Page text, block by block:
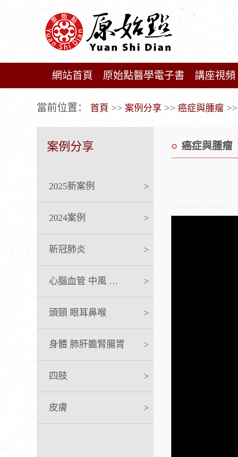
網站首頁 原始點醫學電子書 講座視頻
當前位置： 首頁 >> 案例分享 >> 癌症與腫瘤 >>
案例分享
2025新案例 >
2024案例 >
新冠肺炎 >
心腦血管 中風 急救 >
頭頸 眼耳鼻喉 >
身體 肺肝膽腎腸胃 >
四肢 >
皮膚 >
癌症與腫瘤